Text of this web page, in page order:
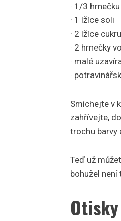
· 1/3
· 1 lžíce soli
· 2 lžíce cukru
· 2 hrnečky
· malé
·
Smíchejte v
zahřívejte,
trochu barvy
Teď už
bohužel